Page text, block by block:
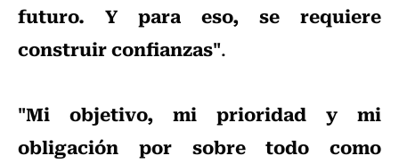
futuro. Y para eso, se requiere
construir confianzas".
"Mi objetivo, mi prioridad y mi
obligación por sobre todo como